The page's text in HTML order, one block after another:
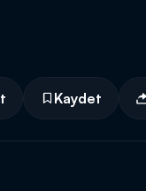
Kaydet